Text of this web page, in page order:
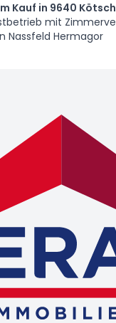
Kauf in 9640
mit
Nassfeld Hermagor